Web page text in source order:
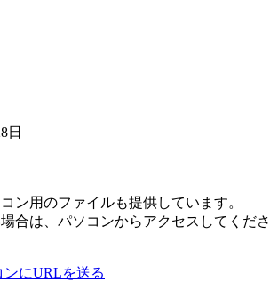
日
ン用のファイルも提供しています。
合は、パソコンからアクセスしてくださ
ンにURLを送る